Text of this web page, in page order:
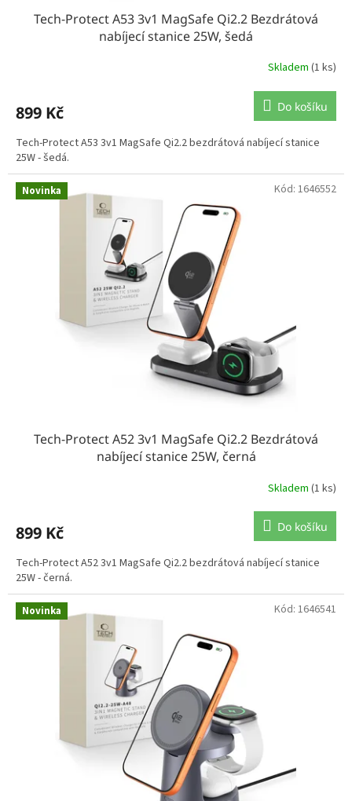
Tech-Protect A53 3v1 MagSafe Qi2.2 Bezdrátová
nabíjecí stanice 25W, šedá
Skladem (1 ks)
899 Kč Do košíku
Tech-Protect A53 3v1 MagSafe Qi2.2 bezdrátová nabíjecí stanice
25W - šedá.
Novinka
Tech-Protect A52 3v1 MagSafe Qi2.2 Bezdrátová
nabíjecí stanice 25W, černá
Skladem (1 ks)
899 Kč Do košíku
Tech-Protect A52 3v1 MagSafe Qi2.2 bezdrátová nabíjecí stanice
25W - černá.
Kód: 1646552
Novinka Kód: 1646541